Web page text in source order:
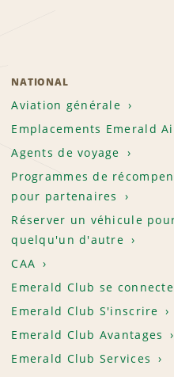
NATIONAL
Aviation générale
Emplacements Emerald
Agents de voyage
Programmes de
pour partenaires
Réserver un véhicule
quelqu'un d'autre
CAA
Emerald Club se
Emerald Club S'inscrire
Emerald Club Avantages
Emerald Club Services